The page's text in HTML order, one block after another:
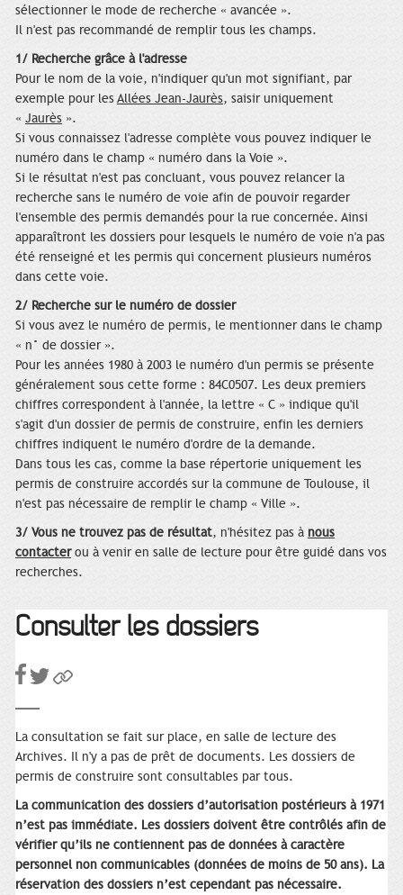
sélectionner le mode de recherche « avancée ».
Il n'est pas recommandé de remplir tous les champs.
1/ Recherche grâce à l'adresse
Pour le nom de la voie, n'indiquer qu'un mot signifiant, par
exemple pour lesAllées Jean-Jaurès, saisir uniquement
« Jaurès ».
Si vous connaissez l'adresse complète vous pouvez indiquer le
numéro dans le champ « numéro dans la Voie ».
Si le résultat n'est pas concluant, vous pouvez relancer la
recherche sans le numéro de voie afin de pouvoir regarder
l'ensemble des permis demandés pour la rue concernée. Ainsi
apparaîtront les dossiers pour lesquels le numéro de voie n'a pas
été renseigné et les permis qui concernent plusieurs numéros
dans cette voie.
2/ Recherche sur le numéro de dossier
Si vous avez le numéro de permis, le mentionner dans le champ
« n° de dossier ».
Pour les années 1980 à 2003 le numéro d'un permis se présente
généralement sous cette forme : 84C0507. Les deux premiers
chiffres correspondent à l'année, la lettre « C » indique qu'il
s'agit d'un dossier de permis de construire, enfin les derniers
chiffres indiquent le numéro d'ordre de la demande.
Dans tous les cas, comme la base répertorie uniquement les
permis de construire accordés sur la commune de Toulouse, il
n'est pas nécessaire de remplir le champ « Ville ».
3/ Vous ne trouvez pas de résultat, n'hésitez pas à nous
contacterou à venir en salle de lecture pour être guidé dans vos
recherches.
Consulter les dossiers
La consultation se fait sur place, en salle de lecture des
Archives. Il n'y a pas de prêt de documents. Les dossiers de
permis de construire sont consultables par tous.
La communication des dossiers d’autorisation postérieurs à 1971
n’est pas immédiate. Les dossiers doivent être contrôlés afin de
vérifier qu’ils ne contiennent pas de données à caractère
personnel non communicables (données de moins de 50 ans). La
réservation des dossiers n’est cependant pas nécessaire.